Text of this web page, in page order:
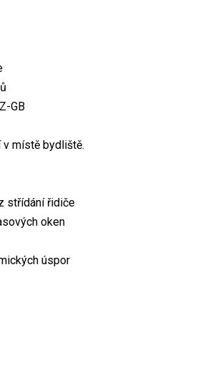
GB
v místě bydliště.
střídání řidiče
oken
úspor